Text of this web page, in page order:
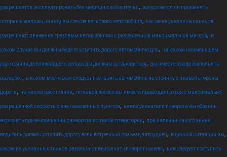
разрешается эксплуатировать без медицинской аптечки, допускается ли применять
шторки и жалюзи на заднем стекле легкового автомобиля, какие из указанных знаков
разрешают движение грузовым автомобилям с разрешенной максимальной массой, в
каком случае вы должны будете уступить дорогу автомобилю дпс, на каком наименьшем
расстоянии до ближайшего рельса вы должны остановиться, вы имеете право выполнить
разворот, в каком месте вам следует поставить автомобиль на стоянку с правой стороны
дороги, на каком расстоянии, по какой полосе вы имеете право двигаться с максимально
разрешенной скоростью вне населенных пунктов, какие указатели поворота вы обязаны
включить при выполнении разворота по такой траектории, при наличии какого знака
водитель должен уступить дорогу если встречный разъезд затруднен, в данной ситуации вы,
какие из указанных знаков разрешают выполнить поворот налево, как следует поступить